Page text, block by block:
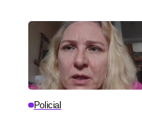
Policial